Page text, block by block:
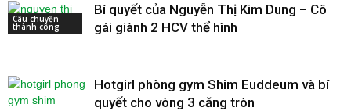
Câu chuyện
thành công
Bí quyết của Nguyễn Thị Kim Dung – Cô
gái giành 2 HCV thể hình
Hotgirl phòng gym Shim Euddeum và bí
quyết cho vòng 3 căng tròn